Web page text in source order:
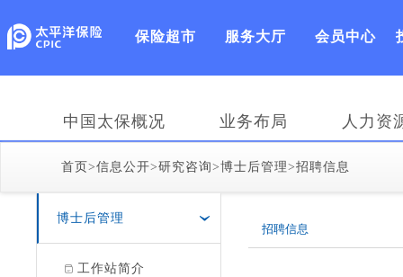
保险超市 服务大厅 会员中心
中国太保概况 业务布局 人力资
首页>信息公开>研究咨询>博士后管理>招聘信息
博士后管理 ›
工作站简介
招聘信息